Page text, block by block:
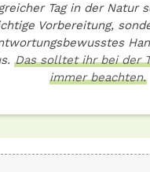
Tag in der Natur
Vorbereitung,
Das solltet ihr bei der
immer beachten.